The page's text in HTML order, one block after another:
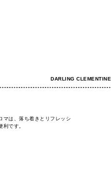
DARLING CLEMENTINE
マは、落ち着きとリフレッシ
です。